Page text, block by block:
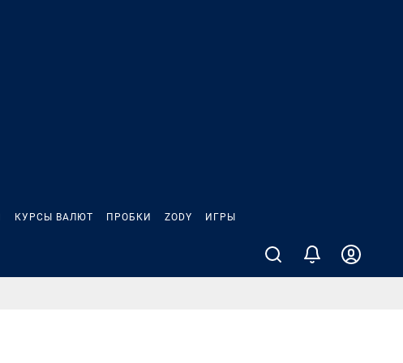
КУРСЫ ВАЛЮТ ПРОБКИ ZODY ИГРЫ